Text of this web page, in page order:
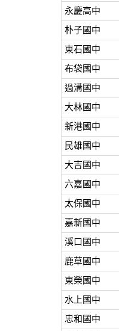
永慶高中
朴子國中
東石國中
布袋國中
過溝國中
大林國中
新港國中
民雄國中
大吉國中
六嘉國中
太保國中
嘉新國中
溪口國中
鹿草國中
東榮國中
水上國中
忠和國中